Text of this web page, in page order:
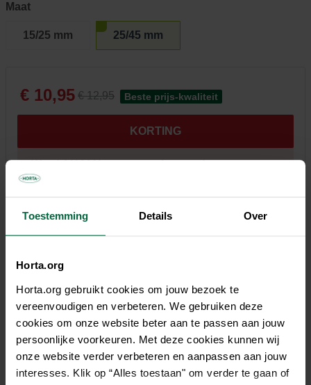
Toestemming Details Over
Horta.org
Horta.org gebruikt cookies om jouw bezoek te
vereenvoudigen en verbeteren. We gebruiken deze
cookies om onze website beter aan te passen aan jouw
persoonlijke voorkeuren. Met deze cookies kunnen wij
onze website verder verbeteren en aanpassen aan jouw
interesses. Klik op “Alles toestaan" om verder te gaan of
Maat
15/25 mm 25/45 mm
€ 10,95 € 12,95 Beste prijs-kwaliteit
KORTING
Word AHA! Horta en geniet van deze
knalpromo!
Niet elke winkel heeft hetzelfde assortiment
Horta decoratieve sierschors is een kwaliteitsschors van
mediterrane oorsprong, afkomstig van de Pinus Maritima.
Deze harde schors werd gesorteerd, gekalibreerd en